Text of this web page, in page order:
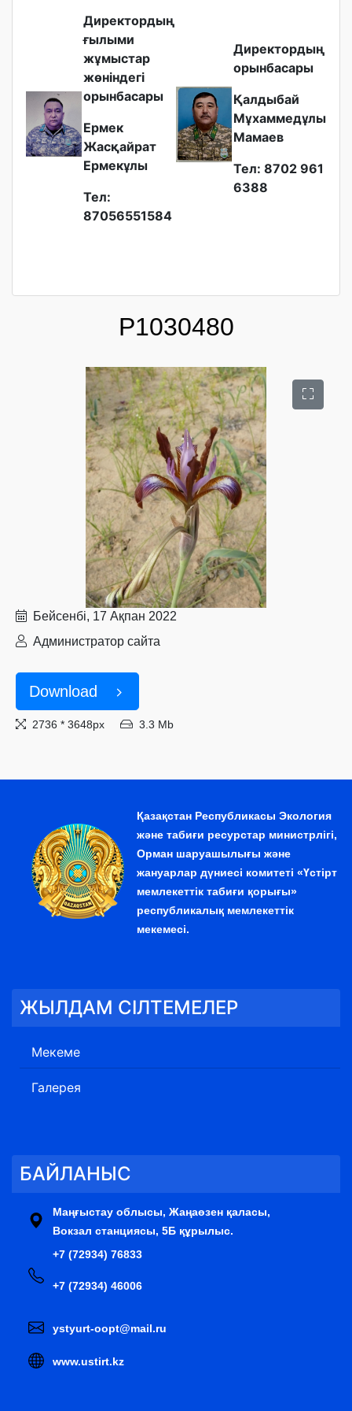
Директордың
ғылыми
жұмыстар
жөніндегі
орынбасары
Ермек
Жасқайрат
Ермекұлы
Тел:
87056551584
Директордың
орынбасары
Қалдыбай
Мұхаммедұлы
Мамаев
Тел: 8702 961
6388
P1030480
Бейсенбі, 17 Ақпан 2022
Администратор сайта
Download
2736 * 3648px 3.3 Mb
Қазақстан Республикасы Экология
және табиғи ресурстар министрлігі,
Орман шаруашылығы және
жануарлар дүниесі комитеті «Үстірт
мемлекеттік табиғи қорығы»
республикалық мемлекеттік
мекемесі.
ЖЫЛДАМ СІЛТЕМЕЛЕР
Мекеме
Галерея
БАЙЛАНЫС
Маңғыстау облысы, Жаңаөзен қаласы,
Вокзал станциясы, 5Б құрылыс.
+7 (72934) 76833
+7 (72934) 46006
ystyurt-oopt@mail.ru
www.ustirt.kz